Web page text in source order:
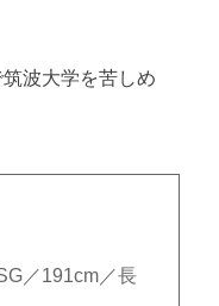
波大学を苦しめ
／191cm／長